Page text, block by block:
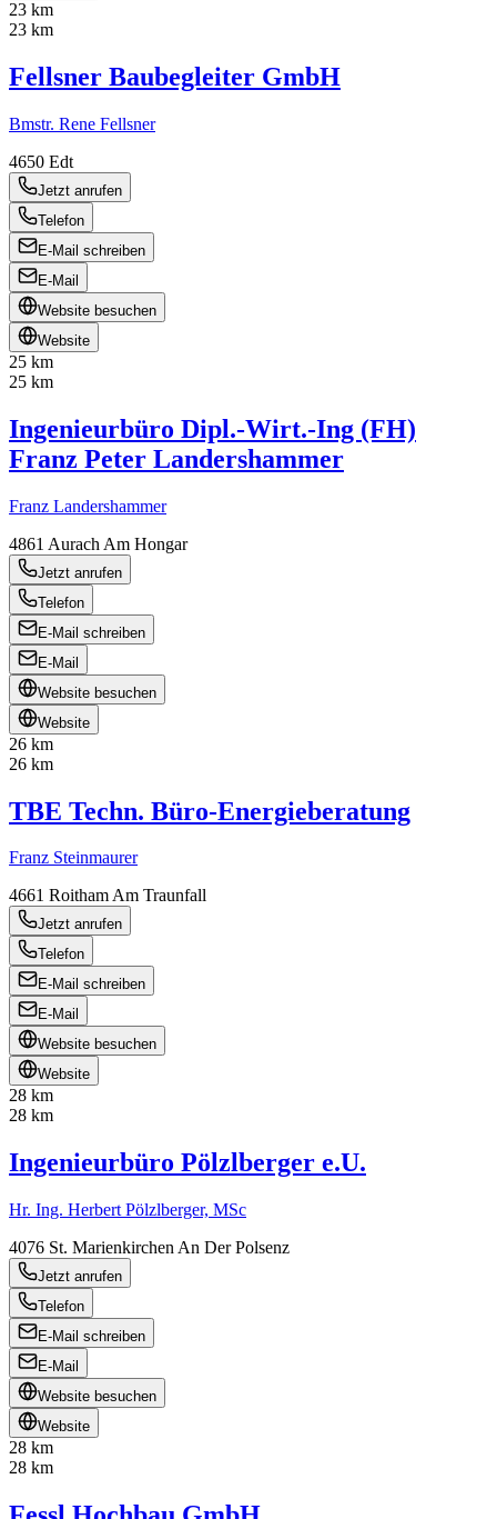
23 km
23 km
Fellsner Baubegleiter GmbH
Bmstr. Rene Fellsner
4650 Edt
Jetzt anrufen
Telefon
E-Mail schreiben
E-Mail
Website besuchen
Website
25 km
25 km
Ingenieurbüro Dipl.-Wirt.-Ing (FH)
Franz Peter Landershammer
Franz Landershammer
4861 Aurach Am Hongar
Jetzt anrufen
Telefon
E-Mail schreiben
E-Mail
Website besuchen
Website
26 km
26 km
TBE Techn. Büro-Energieberatung
Franz Steinmaurer
4661 Roitham Am Traunfall
Jetzt anrufen
Telefon
E-Mail schreiben
E-Mail
Website besuchen
Website
28 km
28 km
Ingenieurbüro Pölzlberger e.U.
Hr. Ing. Herbert Pölzlberger, MSc
4076 St. Marienkirchen An Der Polsenz
Jetzt anrufen
Telefon
E-Mail schreiben
E-Mail
Website besuchen
Website
28 km
28 km